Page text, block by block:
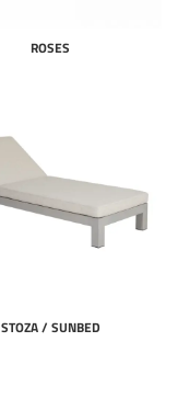
ROSES
STOZA / SUNBED